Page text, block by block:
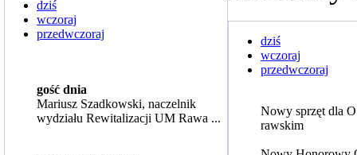
dziś
wczoraj
przedwczoraj
gość dnia
Mariusz Szadkowski, naczelnik
wydziału Rewitalizacji UM Rawa ...
dziś
wczoraj
przedwczoraj
Nowy sprzęt dla
rawskim